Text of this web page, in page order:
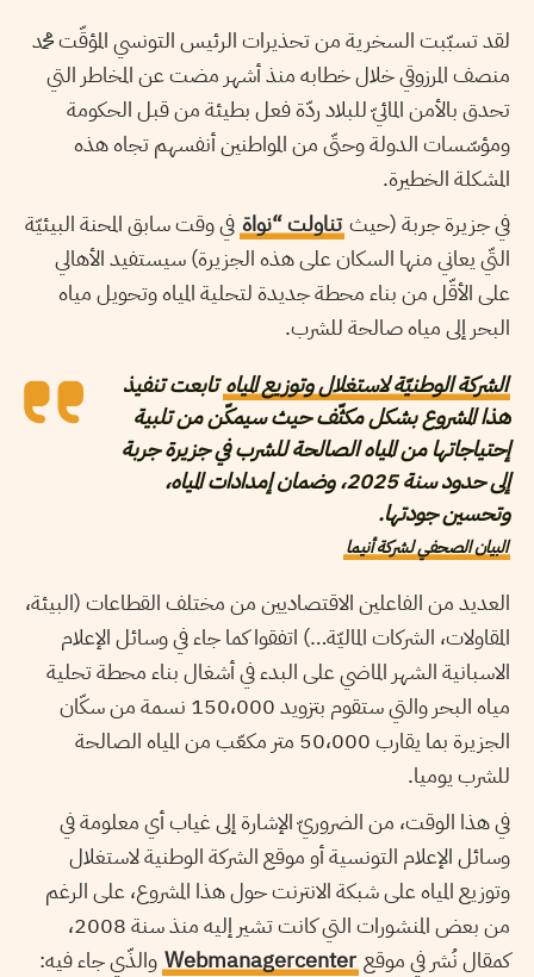
لقد تسبّبت السخرية من تحذيرات الرئيس التونسي المؤقّت محمد
منصف المرزوقي خلال خطابه منذ أشهر مضت عن المخاطر التي
تحدق بالأمن المائيّ للبلاد ردّة فعل بطيئة من قبل الحكومة
ومؤسّسات الدولة وحتّى من المواطنين أنفسهم تجاه هذه
المشكلة الخطيرة.
في جزيرة جربة (حيث تناولت “نواة في وقت سابق المحنة البيئيّة
التّي يعاني منها السكان على هذه الجزيرة) سيستفيد الأهالي
على الأقّل من بناء محطة جديدة لتحلية المياه وتحويل مياه
البحر إلى مياه صالحة للشرب.
الشركة الوطنيّة لاستغلال وتوزيع المياهتابعت تنفيذ
هذا المشروع بشكل مكثّف حيث سيمكّن من تلبية
إحتياجاتها من المياه الصالحة للشرب في جزيرة جربة
إلى حدود سنة 2025، وضمان إمدادات المياه،
وتحسين جودتها.
البيان الصحفي لشركة أنيما
العديد من الفاعلين الاقتصاديين من مختلف القطاعات (البيئة،
المقاولات، الشركات الماليّة…) اتفقوا كما جاء في وسائل الإعلام
الاسبانية الشهر الماضي على البدء في أشغال بناء محطة تحلية
مياه البحر والتي ستقوم بتزويد 150،000 نسمة من سكّان
الجزيرة بما يقارب 50،000 متر مكعّب من المياه الصالحة
للشرب يوميا.
في هذا الوقت، من الضروريّ الإشارة إلى غياب أي معلومة في
وسائل الإعلام التونسية أو موقع الشركة الوطنية لاستغلال
وتوزيع المياه على شبكة الانترنت حول هذا المشروع، على الرغم
من بعض المنشورات التي كانت تشير إليه منذ سنة 2008،
كمقال نُشر في موقع Webmanagercenter والذّي جاء فيه: